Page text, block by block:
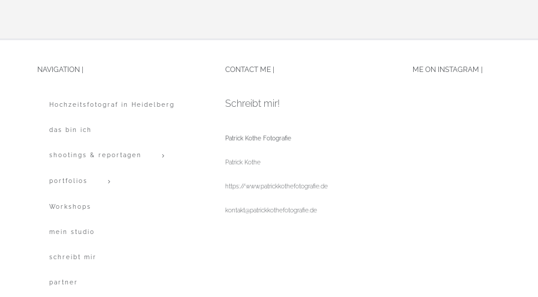
NAVIGATION |
Hochzeitsfotograf in Heidelberg
das bin ich
shootings & reportagen
portfolios
Workshops
mein studio
schreibt mir
partner
CONTACT ME |
Schreibt mir!
Patrick Kothe Fotografie
Patrick Kothe
https://www.patrickkothefotografie.de
kontakt@patrickkothefotografie.de
ME ON INSTAGRAM |